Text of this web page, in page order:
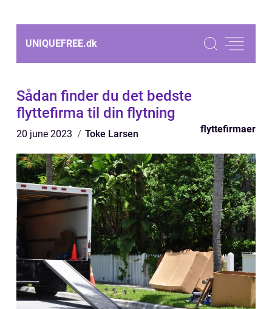
UNIQUEFREE.dk
Sådan finder du det bedste
flyttefirma til din flytning
20 june 2023 Toke Larsen flyttefirmaer